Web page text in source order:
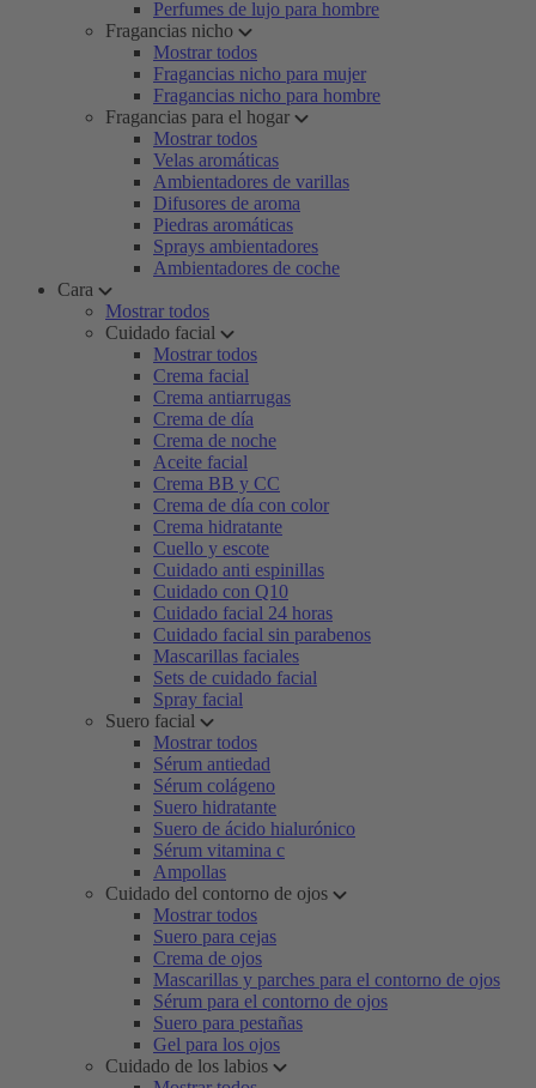
Perfumes de lujo para hombre
Fragancias nicho
Mostrar todos
Fragancias nicho para mujer
Fragancias nicho para hombre
Fragancias para el hogar
Mostrar todos
Velas aromáticas
Ambientadores de varillas
Difusores de aroma
Piedras aromáticas
Sprays ambientadores
Ambientadores de coche
Cara
Mostrar todos
Cuidado facial
Mostrar todos
Crema facial
Crema antiarrugas
Crema de día
Crema de noche
Aceite facial
Crema BB y CC
Crema de día con color
Crema hidratante
Cuello y escote
Cuidado anti espinillas
Cuidado con Q10
Cuidado facial 24 horas
Cuidado facial sin parabenos
Mascarillas faciales
Sets de cuidado facial
Spray facial
Suero facial
Mostrar todos
Sérum antiedad
Sérum colágeno
Suero hidratante
Suero de ácido hialurónico
Sérum vitamina c
Ampollas
Cuidado del contorno de ojos
Mostrar todos
Suero para cejas
Crema de ojos
Mascarillas y parches para el contorno de ojos
Sérum para el contorno de ojos
Suero para pestañas
Gel para los ojos
Cuidado de los labios